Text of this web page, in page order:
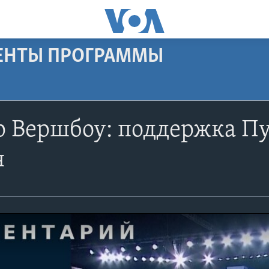
ПРОГРАММЫ
Вершбоу: поддержка